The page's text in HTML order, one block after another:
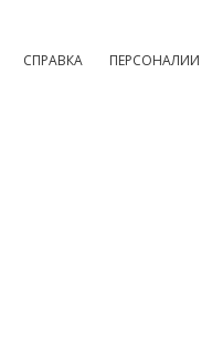
СПРАВКА ПЕРСОНАЛИИ